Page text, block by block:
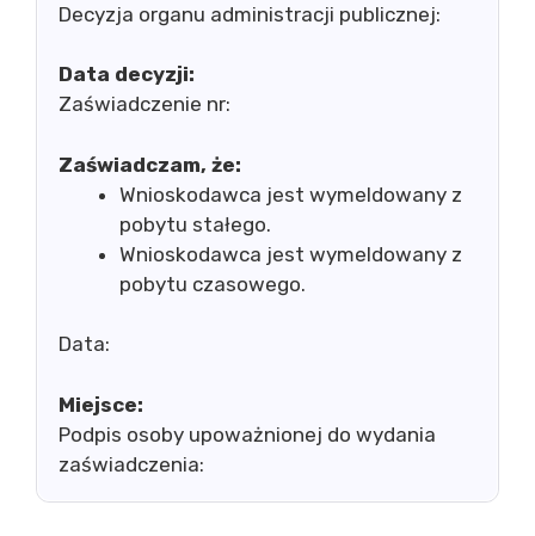
Decyzja organu administracji publicznej:
Data decyzji:
Zaświadczenie nr:
Zaświadczam, że:
Wnioskodawca jest wymeldowany z
pobytu stałego.
Wnioskodawca jest wymeldowany z
pobytu czasowego.
Data:
Miejsce:
Podpis osoby upoważnionej do wydania
zaświadczenia: